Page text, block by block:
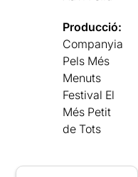
Producció:
Companyia
Pels Més
Menuts
Festival El
Més Petit
de Tots